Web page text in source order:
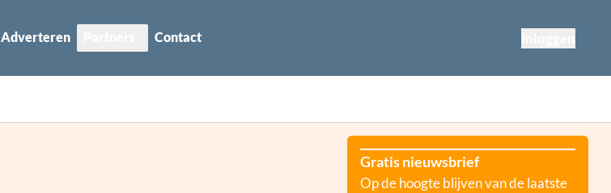
Adverteren Contact
Gratis nieuwsbrief
Op de hoogte blijven van de laatste